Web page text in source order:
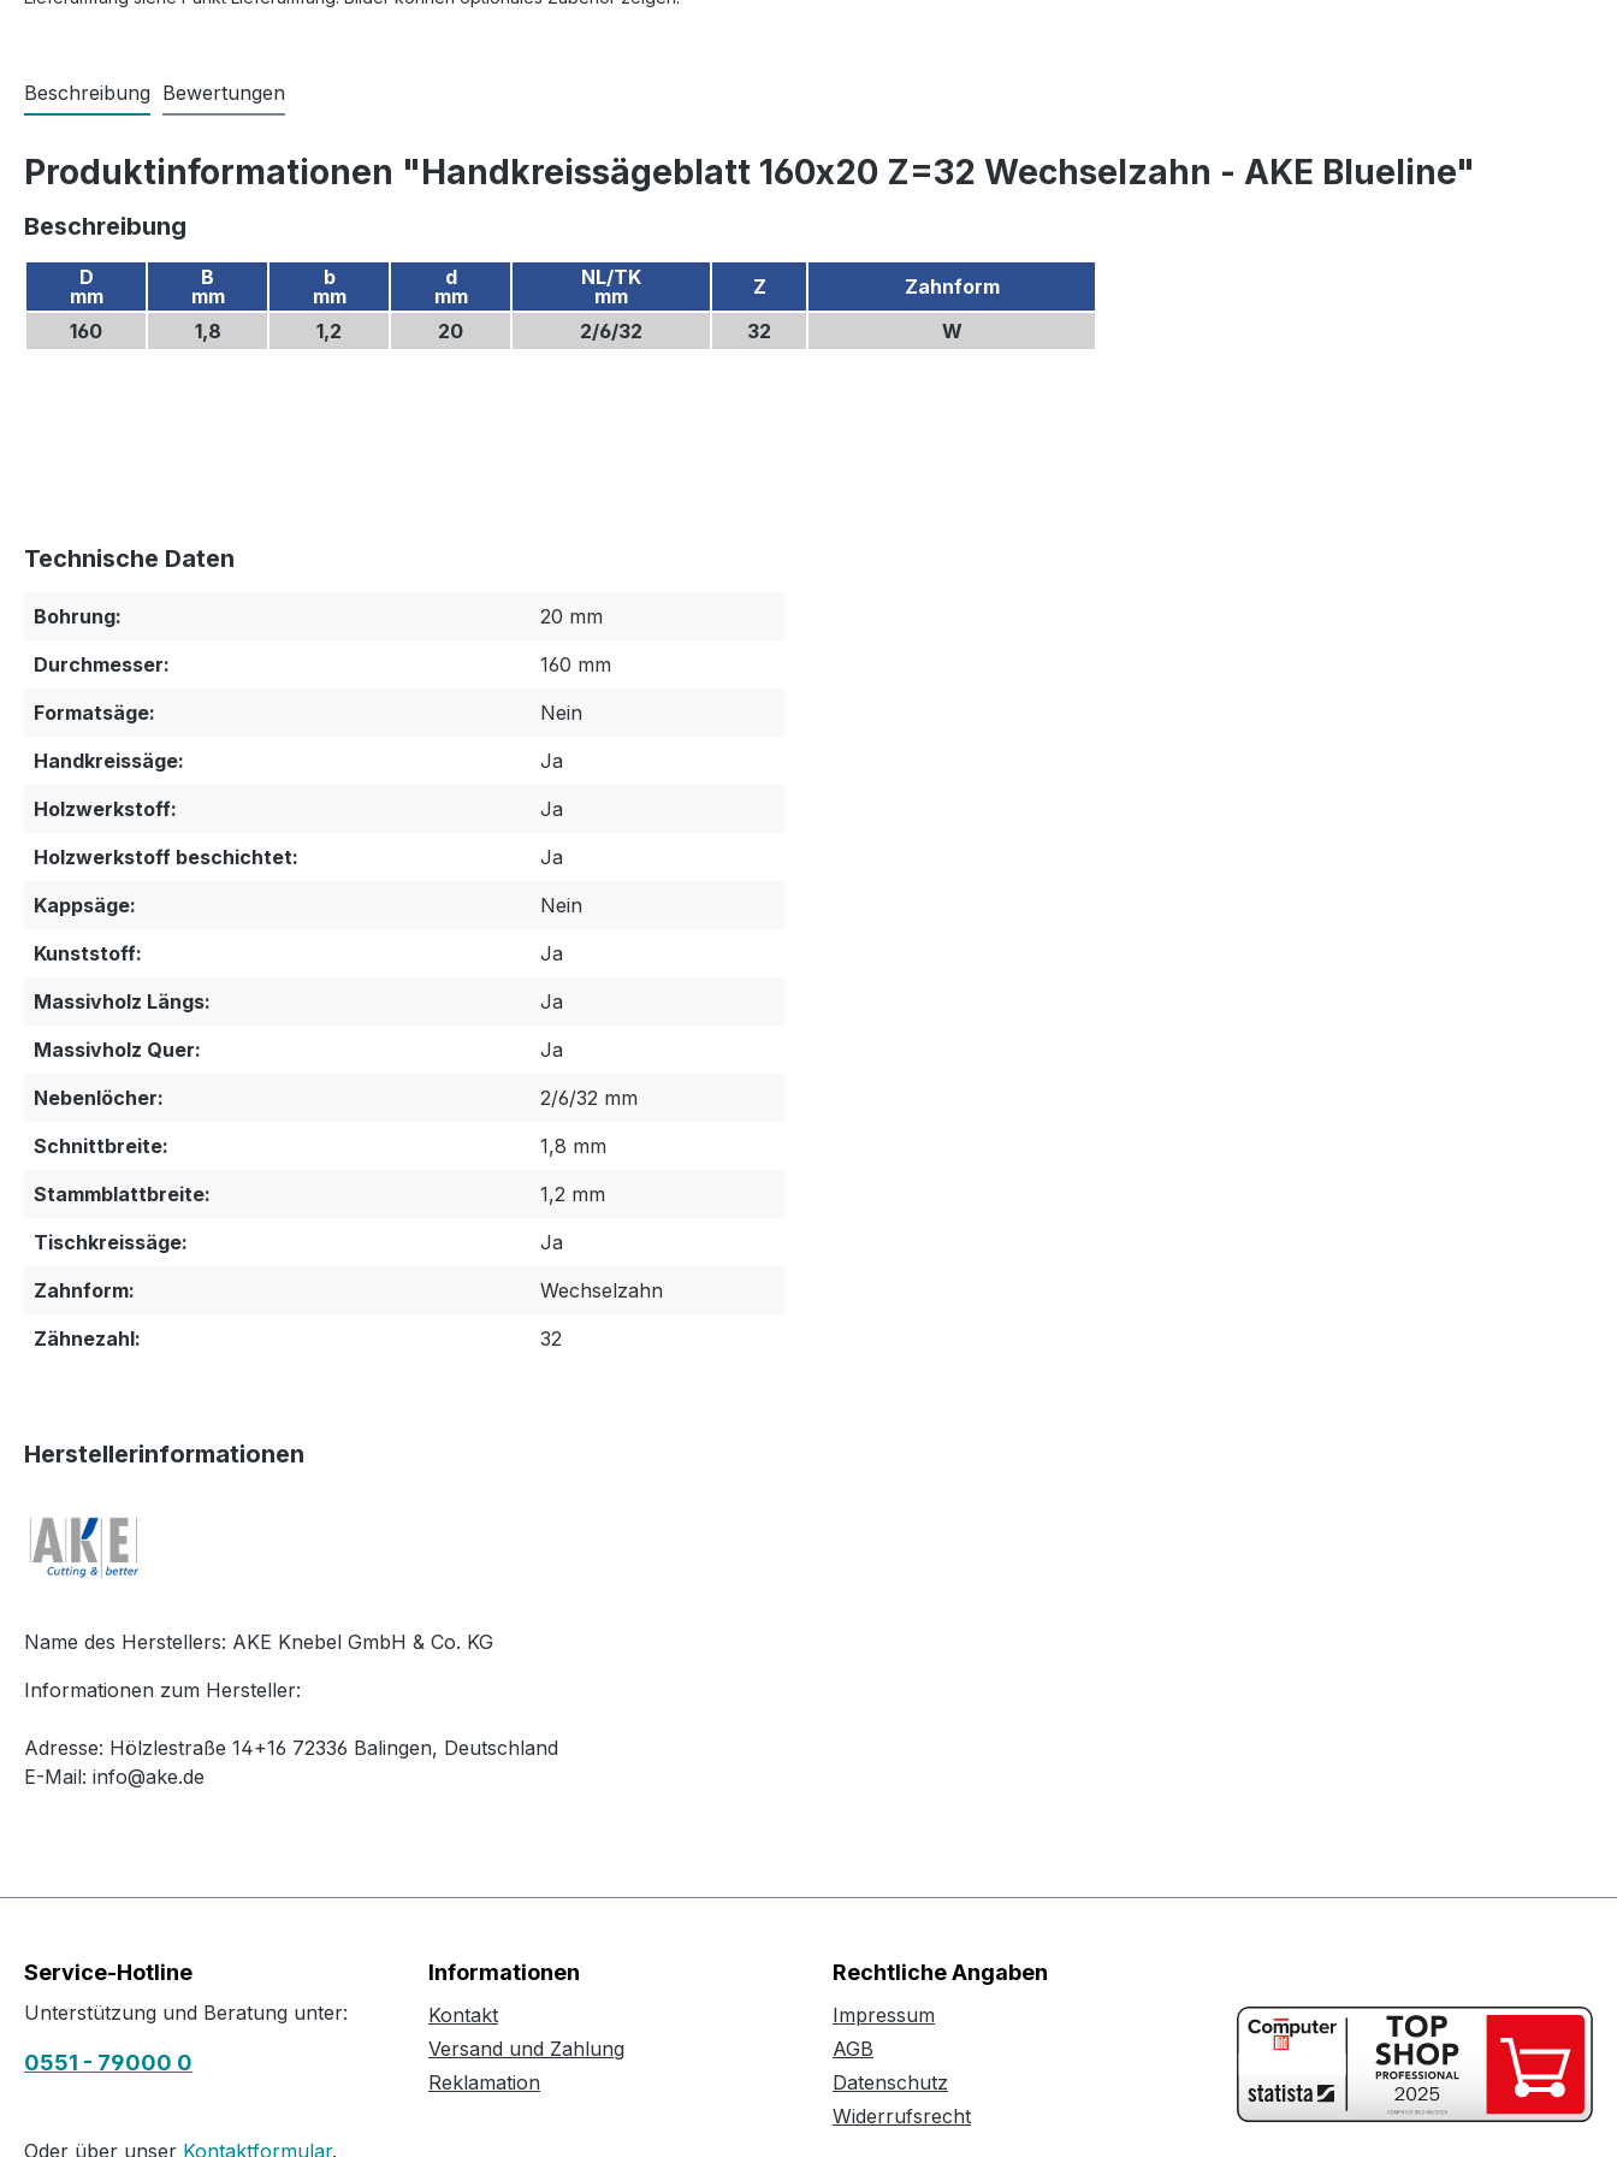
Beschreibung Bewertungen
Produktinformationen "Handkreissägeblatt 160x20 Z=32 Wechselzahn - AKE Blueline"
Beschreibung
D
mm
B
mm
b
mm
d
mm
NL/TK
mm
Z
Zahnform
160
1,8 1,2 20 2/6/32 32 W
Technische Daten
Bohrung:
20 mm
Durchmesser:
160 mm
Formatsäge:
Nein
Handkreissäge:
Ja
Holzwerkstoff:
Ja
Holzwerkstoff beschichtet:
Ja
Kappsäge:
Nein
Kunststoff:
Ja
Massivholz Längs:
Ja
Massivholz Quer:
Ja
Nebenlöcher:
2/6/32 mm
Schnittbreite:
1,8 mm
Stammblattbreite:
1,2 mm
Tischkreissäge:
Ja
Zahnform:
Wechselzahn
Zähnezahl:
32
Herstellerinformationen
Name des Herstellers: AKE Knebel GmbH & Co. KG
Informationen zum Hersteller:
Adresse: Hölzlestraße 14+16 72336 Balingen, Deutschland
E-Mail: info@ake.de
Service-Hotline
Unterstützung und Beratung unter:
0551 - 79000 0
Oder über unser Kontaktformular.
Informationen
Kontakt
Versand und Zahlung
Reklamation
Rechtliche Angaben
Impressum
AGB
Datenschutz
Widerrufsrecht